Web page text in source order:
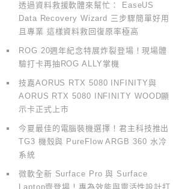
透過資料救援軟體來幫忙： EaseUS
Data Recovery Wizard 三步驟簡單好用
且專業 這樣資料救回復原率極高
ROG 20週年紀念特展炸裂登場！現場體
驗打卡再抽ROG ALLY掌機
技嘉AORUS RTX 5080 INFINITY與
AORUS RTX 5080 INFINITY WOOD顯
示卡正式上市
今夏最佳的電腦裝機選擇！君主科技推出
TG3 機殼與 PureFlow ARGB 360 水冷
系統
微軟全新 Surface Pro 與 Surface
Laptop齊登場！專為效能與靈活性設計打